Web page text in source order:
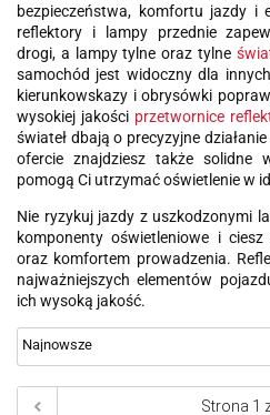
bezpieczeństwa, komfortu jazdy i
reflektory i lampy przednie
drogi, a lampy tylne oraz tylne
samochód jest widoczny dla
kierunkowskazy i obrysówki
wysokiej jakości przetwornice
świateł dbają o precyzyjne
ofercie znajdziesz także solidne
pomogą Ci utrzymać oświetlenie w
Nie ryzykuj jazdy z uszkodzonymi
komponenty oświetleniowe i ciesz
oraz komfortem prowadzenia.
najważniejszych elementów
ich wysoką jakość.